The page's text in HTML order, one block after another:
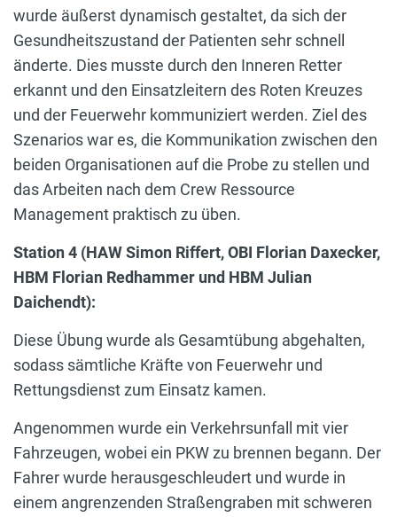
wurde äußerst dynamisch gestaltet, da sich der
Gesundheitszustand der Patienten sehr schnell
änderte. Dies musste durch den Inneren Retter
erkannt und den Einsatzleitern des Roten Kreuzes
und der Feuerwehr kommuniziert werden. Ziel des
Szenarios war es, die Kommunikation zwischen den
beiden Organisationen auf die Probe zu stellen und
das Arbeiten nach dem Crew Ressource
Management praktisch zu üben.
Station 4 (HAW Simon Riffert, OBI Florian Daxecker,
HBM Florian Redhammer und HBM Julian
Daichendt):
Diese Übung wurde als Gesamtübung abgehalten,
sodass sämtliche Kräfte von Feuerwehr und
Rettungsdienst zum Einsatz kamen.
Angenommen wurde ein Verkehrsunfall mit vier
Fahrzeugen, wobei ein PKW zu brennen begann. Der
Fahrer wurde herausgeschleudert und wurde in
einem angrenzenden Straßengraben mit schweren